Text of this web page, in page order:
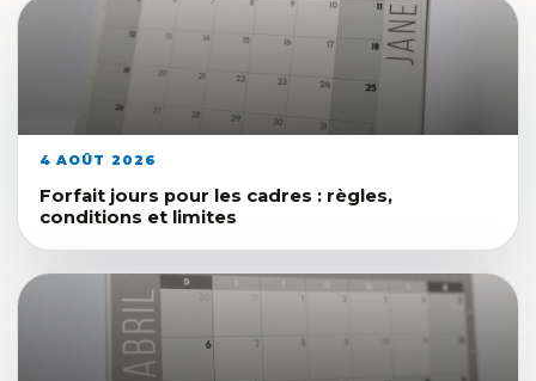
4 AOÛT 2026
Forfait jours pour les cadres : règles,
conditions et limites